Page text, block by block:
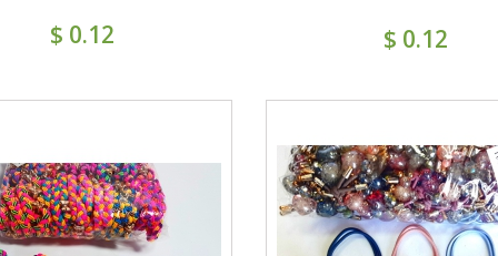
$ 0.12 $ 0.12